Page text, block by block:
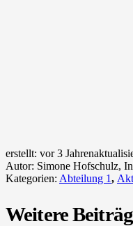
erstellt: vor 3 Jahren
Autor: Simone Hofschulz,
Kategorien: Abteilung 1,
Weitere